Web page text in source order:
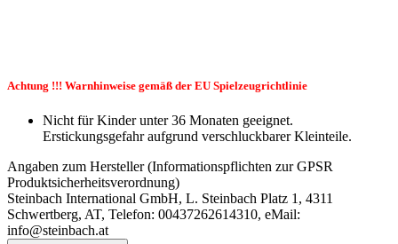
Achtung !!! Warnhinweise gemäß der EU Spielzeugrichtlinie
Nicht für Kinder unter 36 Monaten geeignet.
Erstickungsgefahr aufgrund verschluckbarer Kleinteile.
Angaben zum Hersteller (Informationspflichten zur GPSR
Produktsicherheitsverordnung)
Steinbach International GmbH, L. Steinbach Platz 1, 4311
Schwertberg, AT, Telefon: 00437262614310, eMail:
info@steinbach.at